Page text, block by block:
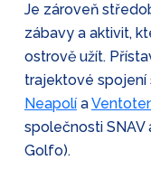
Je zároveň
zábavy a aktivit,
ostrově užít.
trajektové spojení
Neapolí a
společnosti SNAV
Golfo).